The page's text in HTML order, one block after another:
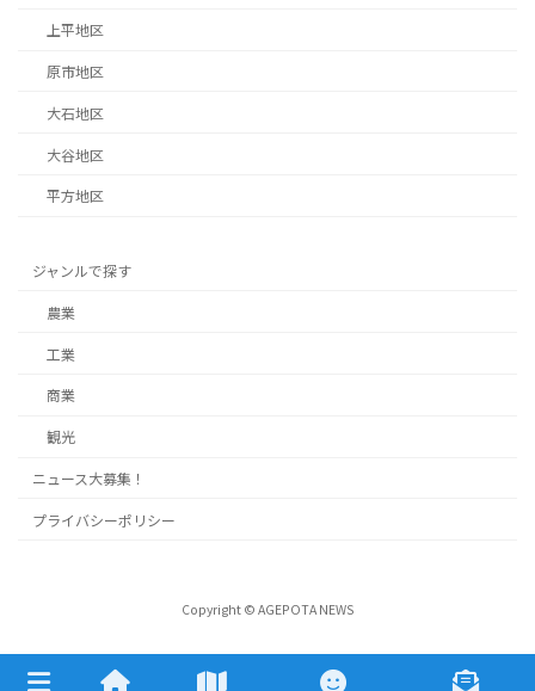
上平地区
原市地区
大石地区
大谷地区
平方地区
ジャンルで探す
農業
工業
商業
観光
ニュース大募集！
プライバシーポリシー
Copyright © AGEPOTA NEWS